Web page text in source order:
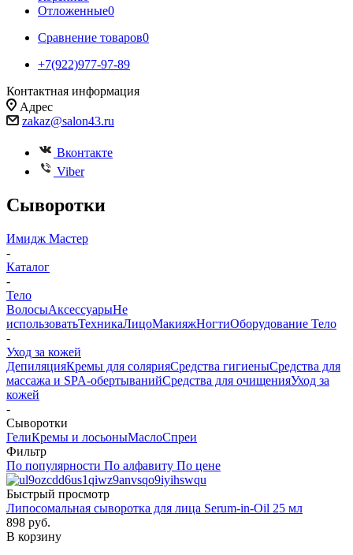
Отложенные0
Сравнение товаров0
+7(922)977-97-89
Контактная информация
Адрес
zakaz@salon43.ru
Вконтакте
Viber
Сыворотки
Имидж Мастер
-
Каталог
-
Тело
ВолосыАксессуарыНе
использоватьТехникаЛицоМакияжНогтиОборудование Тело
-
Уход за кожей
ДепиляцияКремы для солярияСредства гигиеныСредства для
массажа и SPA-обертыванийСредства для очищенияУход за
кожей
-
Сыворотки
ГелиКремы и лосьоныМаслоСпреи
Фильтр
По популярности По алфавиту По цене
Быстрый просмотр
Липосомальная сыворотка для лица Serum-in-Oil 25 мл
898 руб.
В корзину